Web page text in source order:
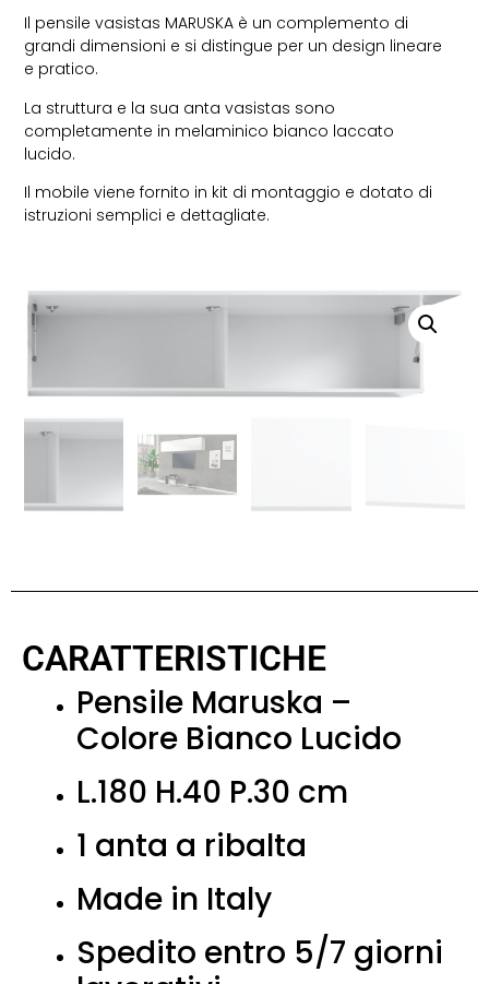
Il pensile vasistas MARUSKA è un complemento di
grandi dimensioni e si distingue per un design lineare
e pratico.
La struttura e la sua anta vasistas sono
completamente in melaminico bianco laccato
lucido.
Il mobile viene fornito in kit di montaggio e dotato di
istruzioni semplici e dettagliate.
CARATTERISTICHE
Pensile Maruska –
Colore Bianco Lucido
L.180 H.40 P.30 cm
1 anta a ribalta
Made in Italy
Spedito entro 5/7 giorni